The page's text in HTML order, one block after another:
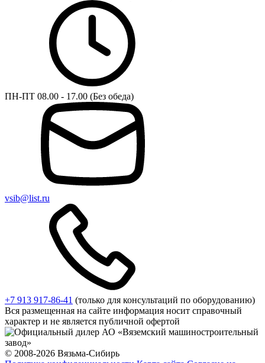
ПН-ПТ 08.00 - 17.00 (Без обеда)
vsib@list.ru
+7 913 917-86-41 (только для консультаций по оборудованию)
Вся размещенная на сайте информация носит справочный
характер и не является публичной офертой
© 2008-2026 Вязьма-Сибирь